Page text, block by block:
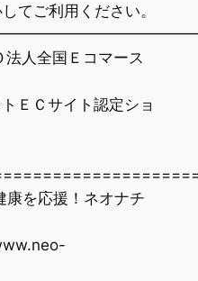
てご利用ください。
全国Ｅコマース
サイト認定ショ
応援！ネオナチ